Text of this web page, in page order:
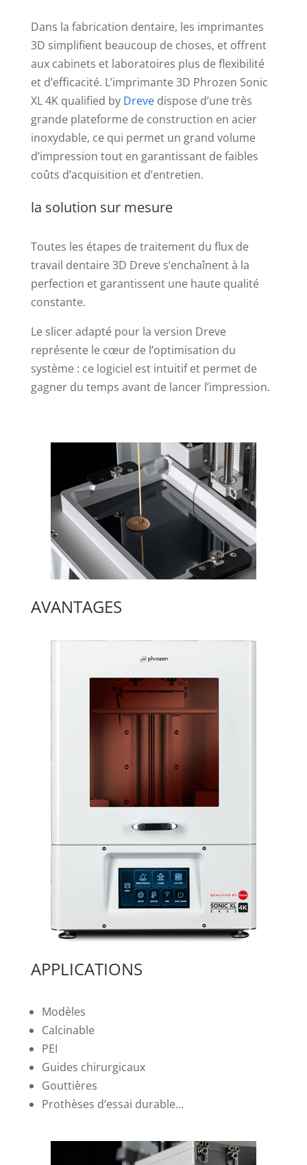
Dans la fabrication dentaire, les imprimantes
3D simplifient beaucoup de choses, et offrent
aux cabinets et laboratoires plus de flexibilité
et d’efficacité. L’imprimante 3D Phrozen Sonic
XL 4K qualified by Drevedispose d’une très
grande plateforme de construction en acier
inoxydable, ce qui permet un grand volume
d’impression tout en garantissant de faibles
coûts d’acquisition et d’entretien.
la solution sur mesure
Toutes les étapes de traitement du flux de
travail dentaire 3D Dreve s’enchaînent à la
perfection et garantissent une haute qualité
constante.
Le slicer adapté pour la version Dreve
représente le cœur de l’optimisation du
système : ce logiciel est intuitif et permet de
gagner du temps avant de lancer l’impression.
AVANTAGES
APPLICATIONS
Modèles
Calcinable
PEI
Guides chirurgicaux
Gouttières
Prothèses d’essai durable…